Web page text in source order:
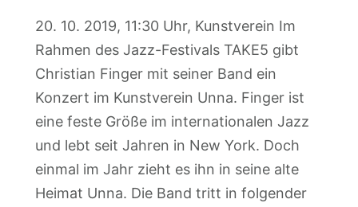
20. 10. 2019, 11:30 Uhr, Kunstverein Im
Rahmen des Jazz-Festivals TAKE5 gibt
Christian Finger mit seiner Band ein
Konzert im Kunstverein Unna. Finger ist
eine feste Größe im internationalen Jazz
und lebt seit Jahren in New York. Doch
einmal im Jahr zieht es ihn in seine alte
Heimat Unna. Die Band tritt in folgender